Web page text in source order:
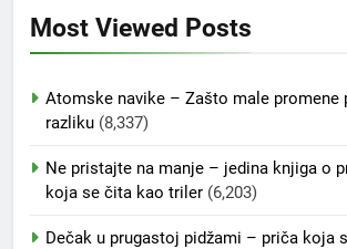
Most Viewed Posts
Atomske navike – Zašto male promene
razliku (8,337)
Ne pristajte na manje – jedina knjiga o
koja se čita kao triler (6,203)
Dečak u prugastoj pidžami – priča koja